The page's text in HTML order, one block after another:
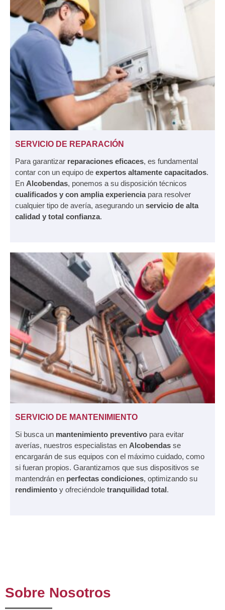
SERVICIO DE REPARACIÓN
Para garantizar reparaciones eficaces, es fundamental
contar con un equipo de expertos altamente capacitados.
En Alcobendas, ponemos a su disposición técnicos
cualificados y con amplia experienciapara resolver
cualquier tipo de avería, asegurando un servicio de alta
calidad y total confianza.
SERVICIO DE MANTENIMIENTO
Si busca un mantenimiento preventivo para evitar
averías, nuestros especialistas en Alcobendas se
encargarán de sus equipos con el máximo cuidado, como
si fueran propios. Garantizamos que sus dispositivos se
mantendrán en perfectas condiciones, optimizando su
rendimiento y ofreciéndole tranquilidad total .
Sobre Nosotros